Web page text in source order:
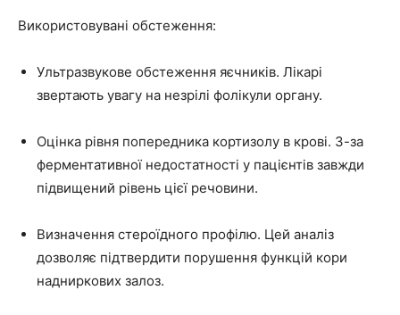
Використовувані обстеження:
Ультразвукове обстеження яєчників. Лікарі
звертають увагу на незрілі фолікули органу.
Оцінка рівня попередника кортизолу в крові. З-за
ферментативної недостатності у пацієнтів завжди
підвищений рівень цієї речовини.
Визначення стероїдного профілю. Цей аналіз
дозволяє підтвердити порушення функцій кори
надниркових залоз.